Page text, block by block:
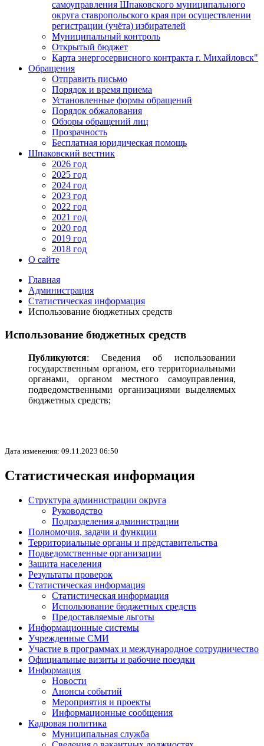
самоуправления Шпаковского муниципального
округа ставропольского края при осуществлении
регистрации (учёта) избирателей
Муниципальный контроль
Открытый бюджет
Карта энергосервисного контракта г. Михайловск"
Обращения
Отправить письмо
Порядок и время приема
Установленные формы обращений
Порядок обжалования
Обзоры обращений лиц
Прозрачность
Бесплатная юридическая помощь
Шпаковский вестник
2026 год
2025 год
2024 год
2023 год
2022 год
2021 год
2020 год
2019 год
2018 год
О сайте
Главная
Администрация
Статистическая информация
Использование бюджетных средств
Использование бюджетных средств
Публикуются: Сведения об использовании
государственным органом, его территориальными
органами, органом местного самоуправления,
подведомственными организациями выделяемых
бюджетных средств;
Дата изменения: 09.11.2023 06:50
Статистическая информация
Структура администрации округа
Руководство
Подразделения администрации
Полномочия, задачи и функции
Территориальные органы и представительства
Подведомственные организации
Защита населения
Результаты проверок
Статистическая информация
Статистическая информация
Использование бюджетных средств
Предоставляемые льготы
Информационные системы
Учрежденные СМИ
Участие в программах и международное сотрудничество
Официальные визиты и рабочие поездки
Информация
Новости
Анонсы событий
Мероприятия и проекты
Информационные сообщения
Кадровая политика
Муниципальная служба